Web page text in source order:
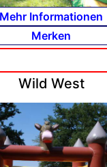
Mehr Informationen
Merken
Wild West